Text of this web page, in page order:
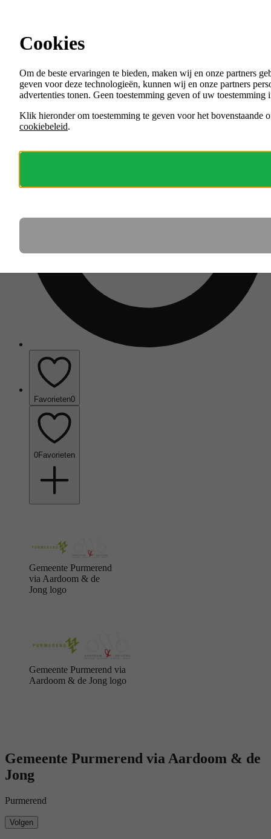
Menu
VACATURES
ORGANISATIES
Favorieten0
0Favorieten
Gemeente Purmerend
via Aardoom & de
Jong logo
Gemeente Purmerend via
Aardoom & de Jong logo
Gemeente Purmerend via Aardoom & de
Jong
Purmerend
Volgen
Cookies
Om de beste ervaringen te bieden, maken wij en onze partners
geven voor deze technologieën, kunnen wij en onze partners
advertenties tonen. Geen toestemming geven of uw
Klik hieronder om toestemming te geven voor het bovenstaande
cookiebeleid.